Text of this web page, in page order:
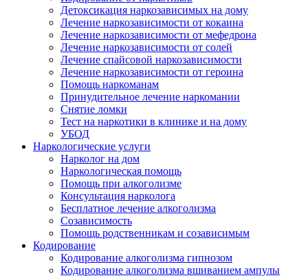
Детоксикация наркозависимых на дому
Лечение наркозависимости от кокаина
Лечение наркозависимости от мефедрона
Лечение наркозависимости от солей
Лечение спайсовой наркозависимости
Лечение наркозависимости от героина
Помощь наркоманам
Принудительное лечение наркомании
Снятие ломки
Тест на наркотики в клинике и на дому
УБОД
Наркологические услуги
Нарколог на дом
Наркологическая помощь
Помощь при алкоголизме
Консультация нарколога
Бесплатное лечение алкоголизма
Созависимость
Помощь родственникам и созависимым
Кодирование
Кодирование алкоголизма гипнозом
Кодирование алкоголизма вшиванием ампулы